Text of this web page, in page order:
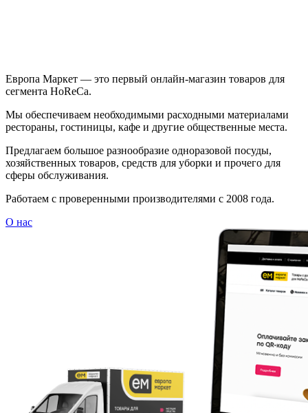
Европа Маркет — это первый онлайн-магазин товаров для
сегмента HoReCa.
Мы обеспечиваем необходимыми расходными материалами
рестораны, гостиницы, кафе и другие общественные места.
Предлагаем большое разнообразие одноразовой посуды,
хозяйственных товаров, средств для уборки и прочего для
сферы обслуживания.
Работаем с проверенными производителями с 2008 года.
О нас